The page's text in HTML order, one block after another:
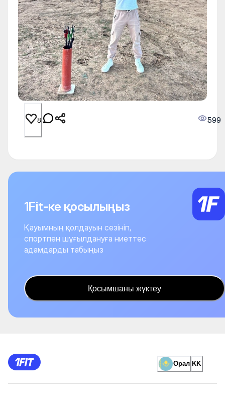
8 599
1Fit-ке қосылыңыз
Қауымның қолдауын сезініп,
спортпен шұғылдануға ниеттес
адамдарды табыңыз
Қосымшаны жүктеу
Орал KK